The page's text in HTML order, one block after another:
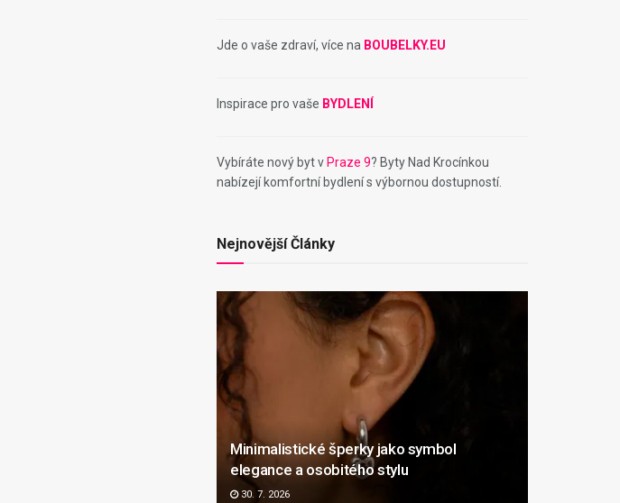
Jde o vaše zdraví, více na BOUBELKY.EU
Inspirace pro vaše BYDLENÍ
Vybíráte nový byt v Praze 9? Byty Nad Krocínkou
nabízejí komfortní bydlení s výbornou dostupností.
Nejnovější Články
Minimalistické šperky jako symbol
elegance a osobitého stylu
30. 7. 2026